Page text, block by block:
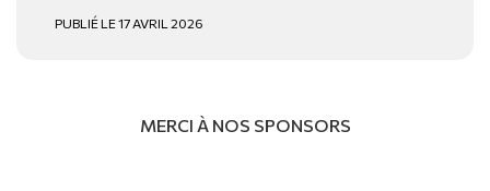
PUBLIÉ LE 17 AVRIL 2026
MERCI À NOS SPONSORS